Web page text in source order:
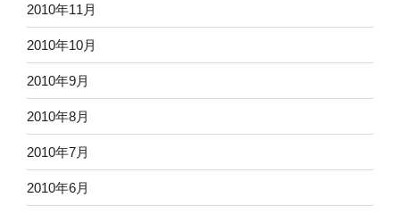
2010年11月
2010年10月
2010年9月
2010年8月
2010年7月
2010年6月